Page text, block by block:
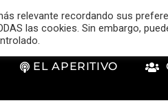
EL APERITIVO
relevante recordando sus
las cookies. Sin embargo,